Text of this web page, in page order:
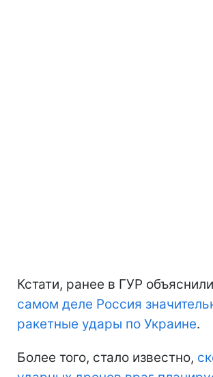
Кстати, ранее в ГУР
самом деле Россия
ракетные удары по Украине.
Более того, стало известно,